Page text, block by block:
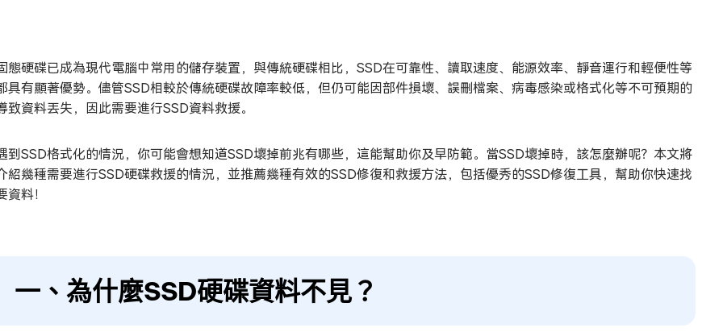
態硬碟已成為現代電腦中常用的儲存裝置，與傳統硬碟相比，SSD在可靠性、讀取速度、能源效率、靜音運行和輕便性等
具有顯著優勢。儘管SSD相較於傳統硬碟故障率較低，但仍可能因部件損壞、誤刪檔案、病毒感染或格式化等不可預期的
致資料丟失，因此需要進行SSD資料救援。
到SSD格式化的情況，你可能會想知道SSD壞掉前兆有哪些，這能幫助你及早防範。當SSD壞掉時，該怎麼辦呢？本文將
紹幾種需要進行SSD硬碟救援的情況，並推薦幾種有效的SSD修復和救援方法，包括優秀的SSD修復工具，幫助你快速找
資料！
一、為什麼SSD硬碟資料不見？